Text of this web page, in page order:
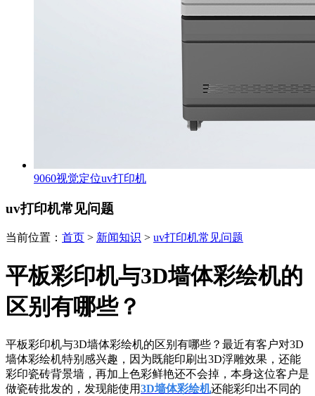
9060视觉定位uv打印机
uv打印机常见问题
当前位置： 首页 > 新闻知识 > uv打印机常见问题
平板彩印机与3D墙体彩绘机的
区别有哪些？
平板彩印机与3D墙体彩绘机的区别有哪些？最近有客户对3D
墙体彩绘机特别感兴趣，因为既能印刷出3D浮雕效果，还能
彩印瓷砖背景墙，再加上色彩鲜艳还不会掉，本身这位客户是
做瓷砖批发的，发现能使用3D墙体彩绘机还能彩印出不同的